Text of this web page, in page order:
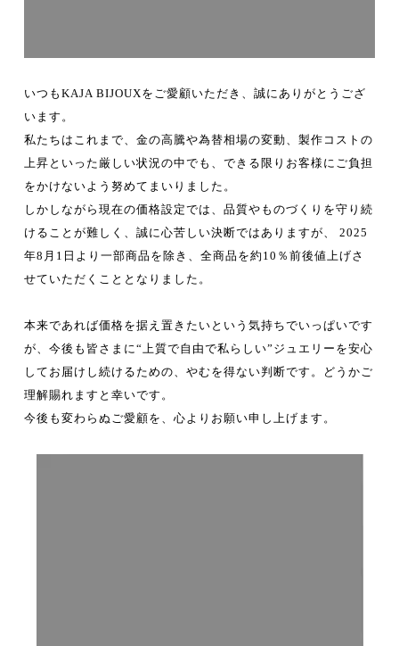
いつもKAJA BIJOUXをご愛顧いただき、誠にありがとうござ
います。
私たちはこれまで、金の高騰や為替相場の変動、製作コストの
上昇といった厳しい状況の中でも、できる限りお客様にご負担
をかけないよう努めてまいりました。
しかしながら現在の価格設定では、品質やものづくりを守り続
けることが難しく、誠に心苦しい決断ではありますが、
2025
年8月1日より一部商品を除き、全商品を約10％前後値上げさ
せていただくこととなりました。
本来であれば価格を据え置きたいという気持ちでいっぱいです
が、今後も皆さまに“上質で自由で私らしい”ジュエリーを安心
してお届けし続けるための、やむを得ない判断です。どうかご
理解賜れますと幸いです。
今後も変わらぬご愛顧を、心よりお願い申し上げます。